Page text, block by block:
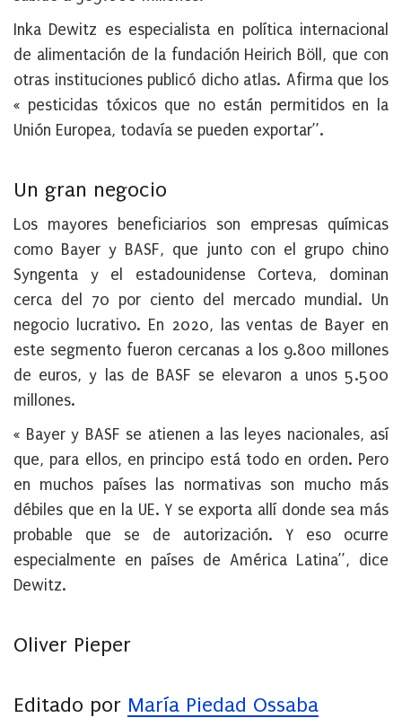
Inka Dewitz es especialista en política internacional
de alimentación de la fundación Heirich Böll, que con
otras instituciones publicó dicho atlas. Afirma que los
« pesticidas tóxicos que no están permitidos en la
Unión Europea, todavía se pueden exportar”.
Un gran negocio
Los mayores beneficiarios son empresas químicas
como Bayer y BASF, que junto con el grupo chino
Syngenta y el estadounidense Corteva, dominan
cerca del 70 por ciento del mercado mundial. Un
negocio lucrativo. En 2020, las ventas de Bayer en
este segmento fueron cercanas a los 9.800 millones
de euros, y las de BASF se elevaron a unos 5.500
millones.
« Bayer y BASF se atienen a las leyes nacionales, así
que, para ellos, en principo está todo en orden. Pero
en muchos países las normativas son mucho más
débiles que en la UE. Y se exporta allí donde sea más
probable que se de autorización. Y eso ocurre
especialmente en países de América Latina”, dice
Dewitz.
Oliver Pieper
Editado por María Piedad Ossaba